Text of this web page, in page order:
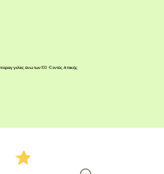
άνω των 100 € εντός Αττικής